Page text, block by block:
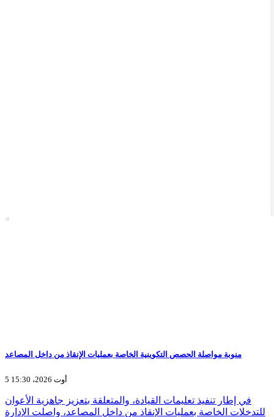
منوبة مواصلة الحصص التكوينية الخاصة بعمليات الإنقاذ من داخل المصاعد
5 أوت 2026، 15:30
في إطار تنفيذ تعليمات القيادة، والمتعلقة بتعزيز جاهزية الأعوان
للتدخلات الخاصة بعمليات الإنقاذ من داخل المصاعد، واصلت الإدارة